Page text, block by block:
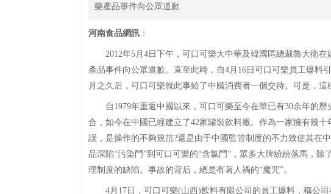
樂產品事件向公眾道歉
河南食品網訊 ：
2012年5月4日下午，可口可樂大中華及韓國區總裁魯大衛在
產品事件向公眾道歉。直至此時，自4月16日可口可樂員工爆料
月之久后，可口可樂就此事給了中國消費者一個交待。可是，這
自1979年重返中國以來，可口可樂至今在華已有30余年的歷
合，如今在中國已經建立了42家罐裝飲料廠。作為一家擁有幾
誤，是操作的不夠規范?還是由于中國監管制度的不力致使其在
品深陷“污染門”到可口可樂的“含氯門”，眾多大牌紛紛落馬，
理制度的缺陷。事故的背后，總是有著人禍的“魔咒”。
4月17日，可口可樂(山西)飲料有限公司的員工爆料，稱公司